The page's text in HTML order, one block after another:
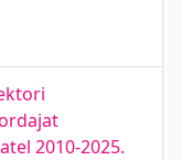
2010-2025.